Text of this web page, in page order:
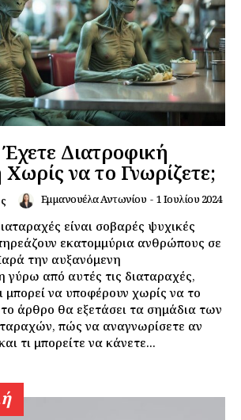
Διατροφική
να το Γνωρίζετε;
Εμμανουέλα Αντωνίου - 1 Ιουλίου 2024
είναι σοβαρές ψυχικές
εκατομμύρια ανθρώπους σε
την αυξανόμενη
γύρω από αυτές τις διαταραχές,
μπορεί να υποφέρουν χωρίς να το
άρθρο θα εξετάσει τα σημάδια των
πώς να αναγνωρίσετε αν
τι μπορείτε να κάνετε...